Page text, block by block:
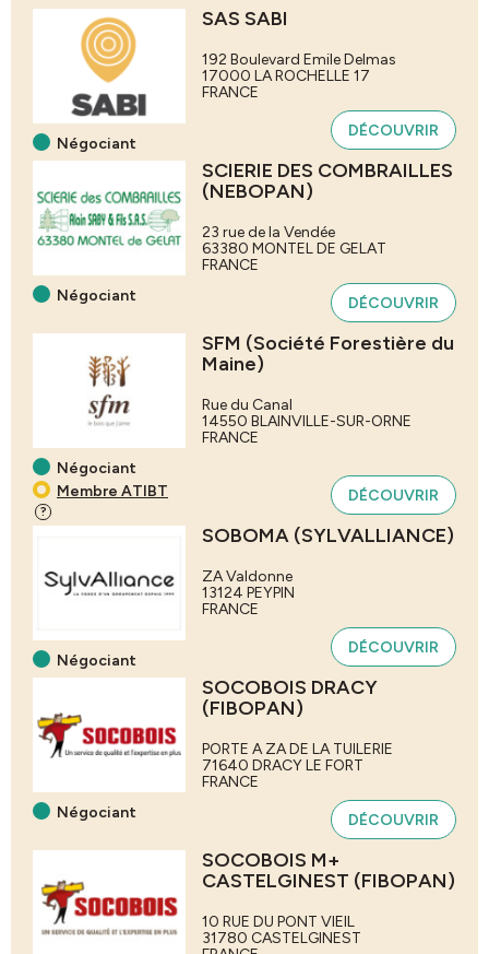
Négociant
SAS SABI
192 Boulevard Emile Delmas
17000 LA ROCHELLE 17
FRANCE
DÉCOUVRIR
Négociant
SCIERIE DES COMBRAILLES
(NEBOPAN)
23 rue de la Vendée
63380 MONTEL DE GELAT
FRANCE
DÉCOUVRIR
Négociant
Membre ATIBT
?
SFM (Société Forestière du
Maine)
Rue du Canal
14550 BLAINVILLE-SUR-ORNE
FRANCE
DÉCOUVRIR
Négociant
SOBOMA (SYLVALLIANCE)
ZA Valdonne
13124 PEYPIN
FRANCE
DÉCOUVRIR
Négociant
SOCOBOIS DRACY
(FIBOPAN)
PORTE A ZA DE LA TUILERIE
71640 DRACY LE FORT
FRANCE
DÉCOUVRIR
SOCOBOIS M+
CASTELGINEST (FIBOPAN)
10 RUE DU PONT VIEIL
31780 CASTELGINEST